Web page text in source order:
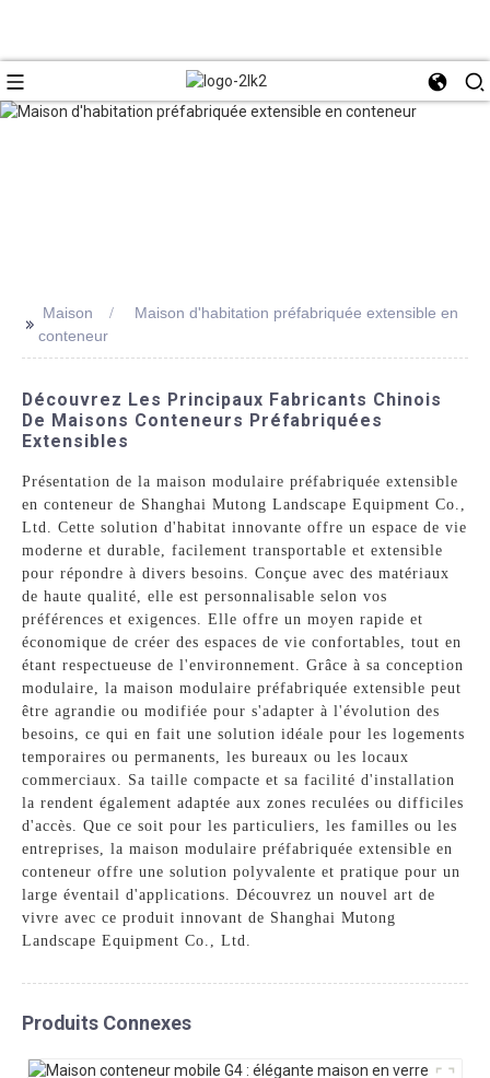
>> Maison
Maison d'habitation préfabriquée extensible en
conteneur
Découvrez Les Principaux Fabricants Chinois
De Maisons Conteneurs Préfabriquées
Extensibles
Présentation de la maison modulaire préfabriquée extensible
en conteneur de Shanghai Mutong Landscape Equipment Co.,
Ltd. Cette solution d'habitat innovante offre un espace de vie
moderne et durable, facilement transportable et extensible
pour répondre à divers besoins. Conçue avec des matériaux
de haute qualité, elle est personnalisable selon vos
préférences et exigences. Elle offre un moyen rapide et
économique de créer des espaces de vie confortables, tout en
étant respectueuse de l'environnement. Grâce à sa conception
modulaire, la maison modulaire préfabriquée extensible peut
être agrandie ou modifiée pour s'adapter à l'évolution des
besoins, ce qui en fait une solution idéale pour les logements
temporaires ou permanents, les bureaux ou les locaux
commerciaux. Sa taille compacte et sa facilité d'installation
la rendent également adaptée aux zones reculées ou difficiles
d'accès. Que ce soit pour les particuliers, les familles ou les
entreprises, la maison modulaire préfabriquée extensible en
conteneur offre une solution polyvalente et pratique pour un
large éventail d'applications. Découvrez un nouvel art de
vivre avec ce produit innovant de Shanghai Mutong
Landscape Equipment Co., Ltd.
Produits Connexes